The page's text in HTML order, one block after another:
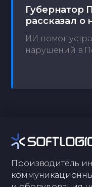
Губернатор
рассказал о
помог
ИИ помог
нарушений в
рассказал,
Производитель